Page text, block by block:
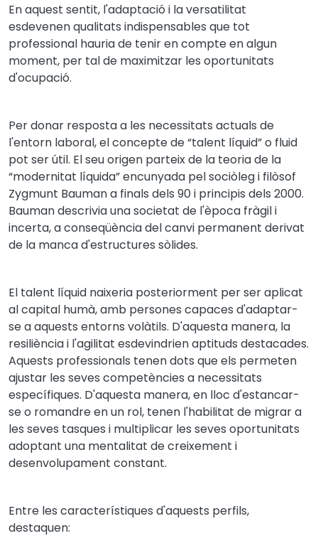
En aquest sentit, l'adaptació i la versatilitat
esdevenen qualitats indispensables que tot
professional hauria de tenir en compte en algun
moment, per tal de maximitzar les oportunitats
d'ocupació.
Per donar resposta a les necessitats actuals de
l'entorn laboral, el concepte de “talent líquid” o fluid
pot ser útil. El seu origen parteix de la teoria de la
“modernitat líquida” encunyada pel sociòleg i filòsof
Zygmunt Bauman a finals dels 90 i principis dels 2000.
Bauman descrivia una societat de l'època fràgil i
incerta, a conseqüència del canvi permanent derivat
de la manca d'estructures sòlides.
El talent líquid naixeria posteriorment per ser aplicat
al capital humà, amb persones capaces d'adaptar-
se a aquests entorns volàtils. D'aquesta manera, la
resiliència i l'agilitat esdevindrien aptituds destacades.
Aquests professionals tenen dots que els permeten
ajustar les seves competències a necessitats
específiques. D'aquesta manera, en lloc d'estancar-
se o romandre en un rol, tenen l'habilitat de migrar a
les seves tasques i multiplicar les seves oportunitats
adoptant una mentalitat de creixement i
desenvolupament constant.
Entre les característiques d'aquests perfils,
destaquen: